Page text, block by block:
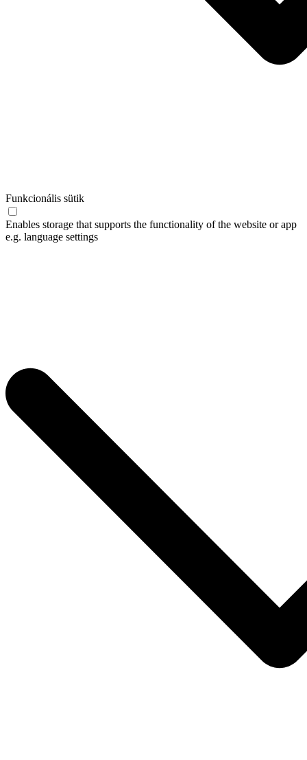
Funkcionális sütik
Enables storage that supports the functionality of the website or app
e.g. language settings